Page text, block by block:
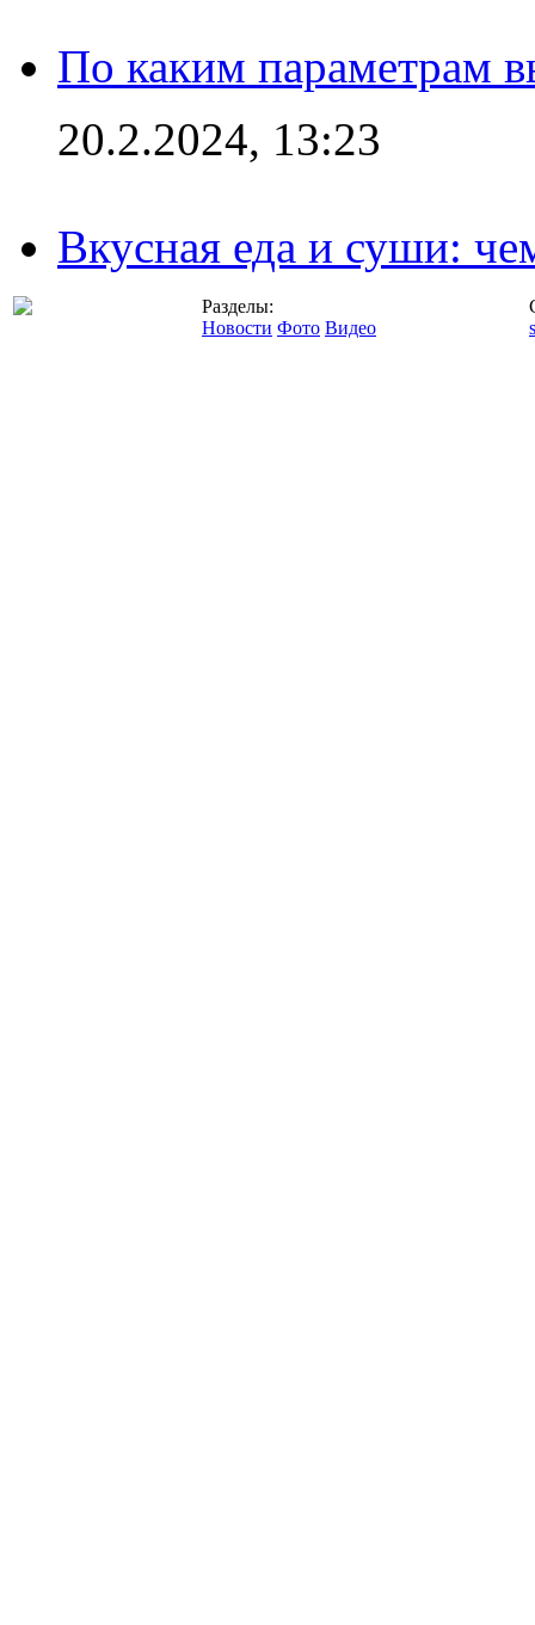
По каким параметрам
20.2.2024, 13:23
Вкусная еда и суши:
Разделы:
Новости Фото Видео